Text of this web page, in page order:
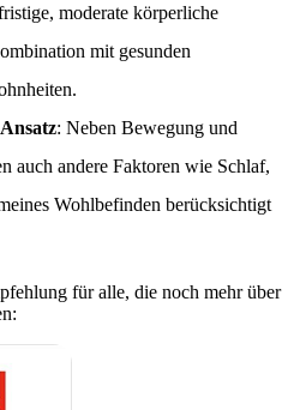
moderate körperliche
mit gesunden
: Neben Bewegung und
auch andere Faktoren wie Schlaf,
Wohlbefinden berücksichtigt
für alle, die noch mehr über